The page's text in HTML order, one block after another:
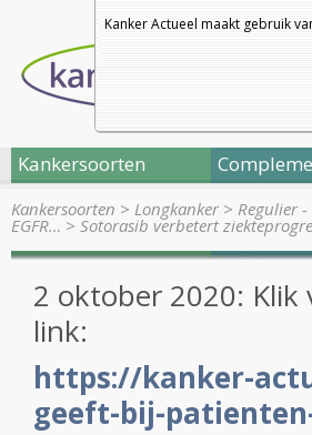
Kanker Actueel maakt gebruik
Kankersoorten
Kankersoorten > Longkanker> Regulier
EGFR… > Sotorasib verbetert
2 oktober 2020:
link:
https://kanker-
geeft-bij-